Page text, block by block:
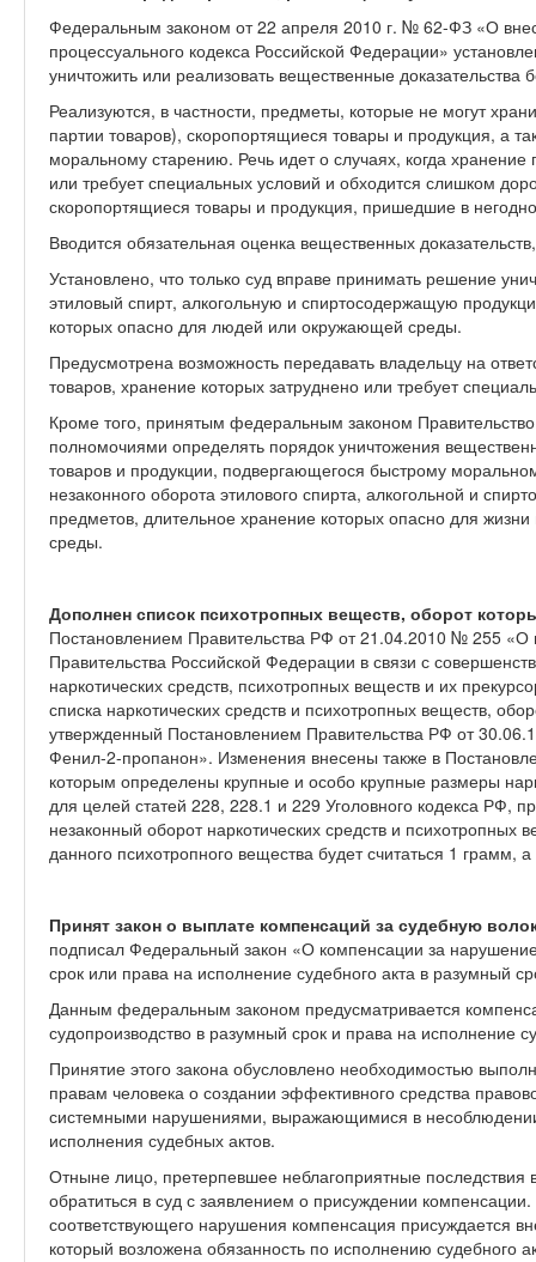
Федеральным законом от 22 апреля 2010 г. № 62-ФЗ «О
процессуального кодекса Российской Федерации»
уничтожить или реализовать вещественные доказательства
Реализуются, в частности, предметы, которые не могут
партии товаров), скоропортящиеся товары и продукция, а
моральному старению. Речь идет о случаях, когда хранение
или требует специальных условий и обходится слишком
скоропортящиеся товары и продукция, пришедшие в
Вводится обязательная оценка вещественных
Установлено, что только суд вправе принимать решение
этиловый спирт, алкогольную и спиртосодержащую
которых опасно для людей или окружающей среды.
Предусмотрена возможность передавать владельцу на
товаров, хранение которых затруднено или требует
Кроме того, принятым федеральным законом
полномочиями определять порядок уничтожения
товаров и продукции, подвергающегося быстрому
незаконного оборота этилового спирта, алкогольной и
предметов, длительное хранение которых опасно для
среды.
Дополнен список психотропных веществ, оборот
Постановлением Правительства РФ от 21.04.2010 № 255 «О
Правительства Российской Федерации в связи с
наркотических средств, психотропных веществ и их
списка наркотических средств и психотропных веществ,
утвержденный Постановлением Правительства РФ от
Фенил-2-пропанон». Изменения внесены также в
которым определены крупные и особо крупные размеры
для целей статей 228, 228.1 и 229 Уголовного кодекса РФ,
незаконный оборот наркотических средств и
данного психотропного вещества будет считаться 1 грамм,
Принят закон о выплате компенсаций за судебную
подписал Федеральный закон «О компенсации за
срок или права на исполнение судебного акта в разумный
Данным федеральным законом предусматривается
судопроизводство в разумный срок и права на исполнение
Принятие этого закона обусловлено необходимостью
правам человека о создании эффективного средства
системными нарушениями, выражающимися в
исполнения судебных актов.
Отныне лицо, претерпевшее неблагоприятные
обратиться в суд с заявлением о присуждении
соответствующего нарушения компенсация присуждается
который возложена обязанность по исполнению судебного